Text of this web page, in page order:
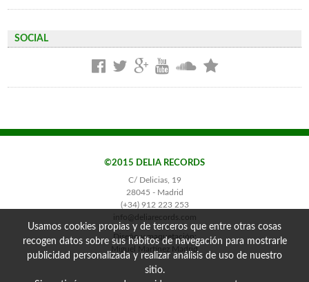
SOCIAL
©2015 DELIA RECORDS
C/ Delicias, 19
28045 - Madrid
(+34) 912 223 253
info@deliarecords.com
Diseño y maquetación:
Miguel Martínez Madrid
Usamos cookies propias y de terceros que entre otras cosas
recogen datos sobre sus hábitos de navegación para mostrarle
publicidad personalizada y realizar análisis de uso de nuestro
sitio.